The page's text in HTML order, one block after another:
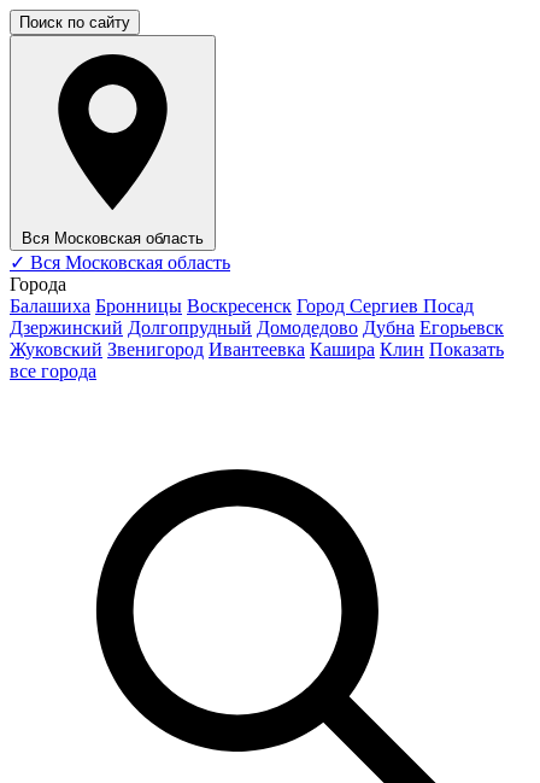
Поиск по сайту
Вся Московская область
✓ Вся Московская область
Города
Балашиха Бронницы Воскресенск Город Сергиев Посад
Дзержинский Долгопрудный Домодедово Дубна Егорьевск
Жуковский Звенигород Ивантеевка Кашира Клин Показать
все города